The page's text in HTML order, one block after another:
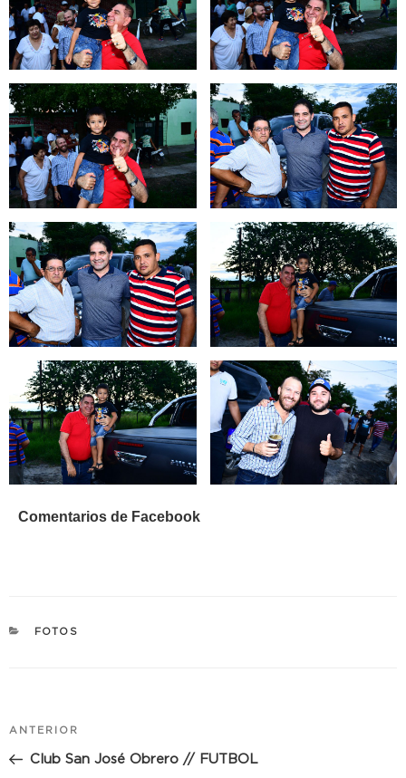
Comentarios de Facebook
CATEGORÍAS
FOTOS
Navegación
Entrada
anterior:
ANTERIOR
Club San José Obrero // FUTBOL